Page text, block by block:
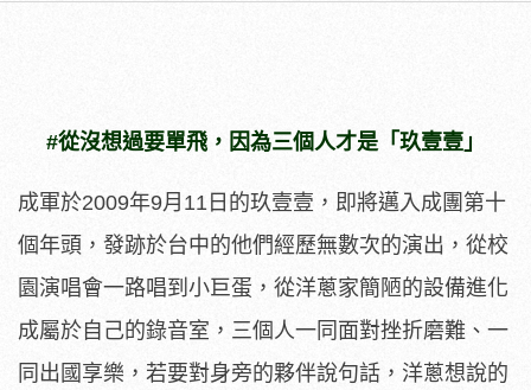
#從沒想過要單飛，因為三個人才是「玖壹壹」
成軍於2009年9月11日的玖壹壹，即將邁入成團第十
個年頭，發跡於台中的他們經歷無數次的演出，從校
園演唱會一路唱到小巨蛋，從洋蔥家簡陋的設備進化
成屬於自己的錄音室，三個人一同面對挫折磨難、一
同出國享樂，若要對身旁的夥伴說句話，洋蔥想說的